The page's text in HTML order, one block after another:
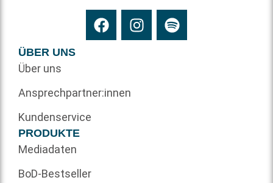
ÜBER UNS
Über uns
Ansprechpartner:innen
Kundenservice
PRODUKTE
Mediadaten
BoD-Bestseller